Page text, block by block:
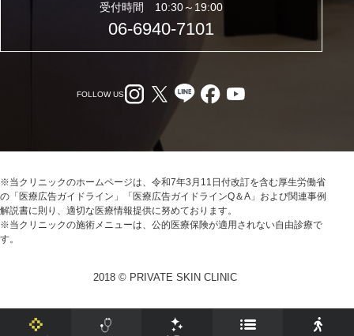
受付時間 10:30～19:00
06-6940-7101
FOLLOW US
※当クリニックのホームページは、令和7年3月11日付改訂を含む厚生労働省
の「医療広告ガイドライン」「医療広告ガイドラインQ＆A」および関連事例
解説書に則り、適切な医療情報提供に努めております。
※当クリニックの施術メニューは、公的医療保険が適用されない自由診療で
す。
2018 © PRIVATE SKIN CLINIC